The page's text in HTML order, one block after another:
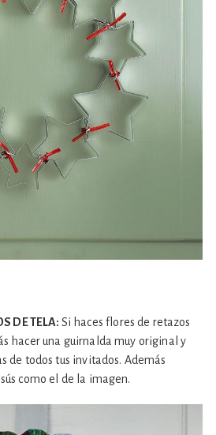
DE TELA: Si haces flores de retazos
hacer una guirnalda muy original y
de todos tus invitados. Además
como el de la imagen.